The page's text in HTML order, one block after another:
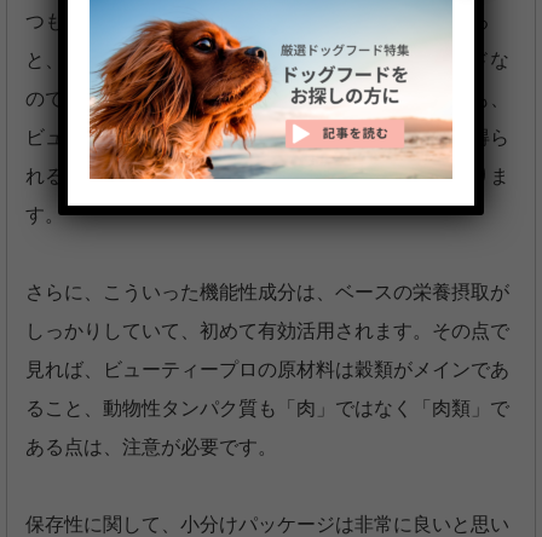
つものです。しかし、これだけの機能性成分を含める
と、かなり高価なフードになるはずです。国産フードな
ので輸送コストがあまりかからないことを考慮しても、
ビューティプロの価格では、果たして十分な効果が得ら
れる品質の成分が含まれているのかどうかは気になりま
す。
さらに、こういった機能性成分は、ベースの栄養摂取が
しっかりしていて、初めて有効活用されます。その点で
見れば、ビューティープロの原材料は穀類がメインであ
ること、動物性タンパク質も「肉」ではなく「肉類」で
ある点は、注意が必要です。
保存性に関して、小分けパッケージは非常に良いと思い